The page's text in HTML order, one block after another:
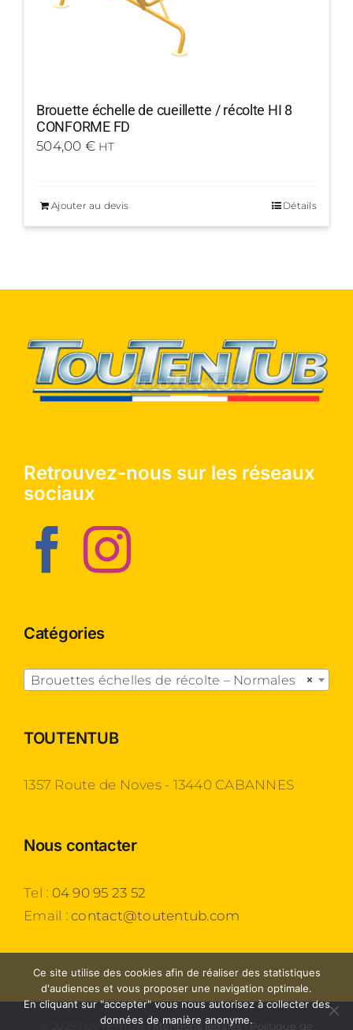
Brouette échelle de cueillette / récolte HI 8
CONFORME FD
504,00 € HT
Ajouter au devis Détails
Retrouvez-nous sur les réseaux
sociaux
Catégories
×
Brouettes échelles de récolte – Normales
TOUTENTUB
1357 Route de Noves - 13440 CABANNES
Nous contacter
Tel : 04 90 95 23 52
Email :contact@toutentub.com
© 2025 TOUTENTUB |Mentions légales|Politique de
Ce site utilise des cookies afin de réaliser des statistiques
d'audiences et vous proposer une navigation optimale.
En cliquant sur "accepter" vous nous autorisez à collecter des
données de manière anonyme.